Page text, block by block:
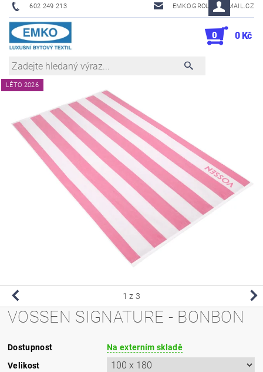
602 249 213 EMKO.GROUSL@EMAIL.CZ
0 0 Kč
LÉTO 2026
1 z 3
VOSSEN SIGNATURE - BONBON
Dostupnost
Na externím skladě
Velikost